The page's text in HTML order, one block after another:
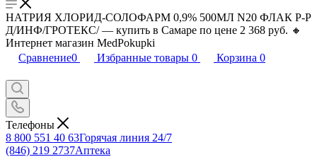
НАТРИЯ ХЛОРИД-СОЛОФАРМ 0,9% 500МЛ N20 ФЛАК Р-Р
Д/ИНФ/ГРОТЕКС/ — купить в Самаре по цене 2 368 руб. 🔸
Интернет магазин MedPokupki
Сравнение0 Избранные товары 0 Корзина 0
Телефоны
8 800 551 40 63Горячая линия 24/7
(846) 219 2737Аптека